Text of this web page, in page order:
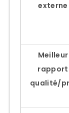
externe
Meilleur
rapport
qualité/